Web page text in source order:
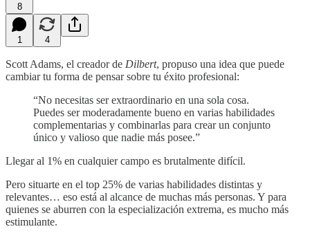
8
1 4
Scott Adams, el creador de Dilbert, propuso una idea que puede
cambiar tu forma de pensar sobre tu éxito profesional:
“No necesitas ser extraordinario en una sola cosa.
Puedes ser moderadamente bueno en varias habilidades
complementarias y combinarlas para crear un conjunto
único y valioso que nadie más posee.”
Llegar al 1% en cualquier campo es brutalmente difícil.
Pero situarte en el top 25% de varias habilidades distintas y
relevantes… eso está al alcance de muchas más personas. Y para
quienes se aburren con la especialización extrema, es mucho más
estimulante.